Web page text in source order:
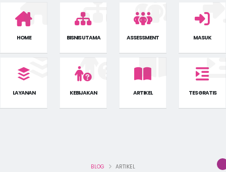
HOME BISNIS UTAMA ASSESSMENT MASUK
LAYANAN KEBIJAKAN ARTIKEL TES GRATIS
BLOG ARTIKEL